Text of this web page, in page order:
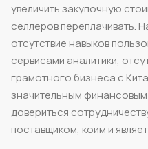
увеличить закупочную
селлеров переплачивать.
отсутствие навыков
сервисами аналитики,
грамотного бизнеса с
значительным
довериться
поставщиком, коим и